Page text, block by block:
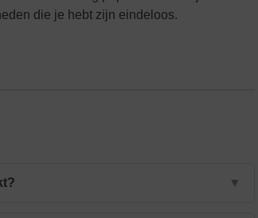
die je hebt zijn eindeloos.
▼